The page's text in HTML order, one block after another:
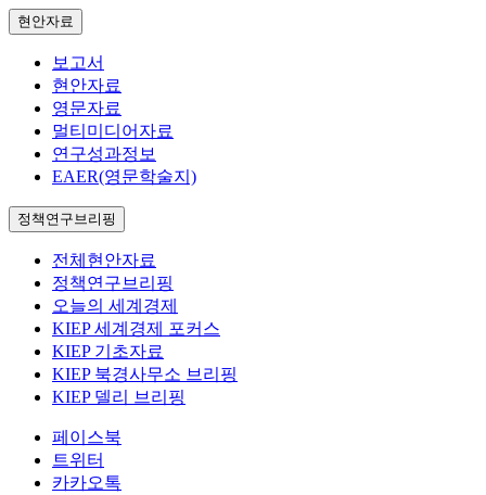
현안자료
보고서
현안자료
영문자료
멀티미디어자료
연구성과정보
EAER(영문학술지)
정책연구브리핑
전체현안자료
정책연구브리핑
오늘의 세계경제
KIEP 세계경제 포커스
KIEP 기초자료
KIEP 북경사무소 브리핑
KIEP 델리 브리핑
페이스북
트위터
카카오톡